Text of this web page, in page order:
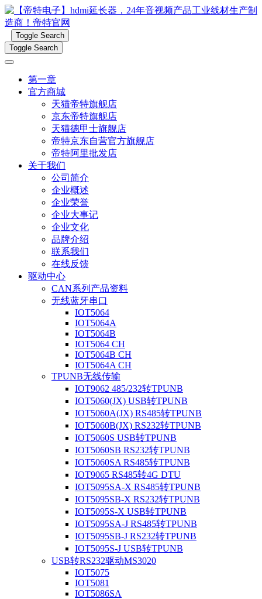
Toggle Search
Toggle Search
第一章
官方商城
天猫帝特旗舰店
京东帝特旗舰店
天猫德甲士旗舰店
帝特京东自营官方旗舰店
帝特阿里批发店
关于我们
公司简介
企业概述
企业荣誉
企业大事记
企业文化
品牌介绍
联系我们
在线反馈
驱动中心
CAN系列产品资料
无线蓝牙串口
IOT5064
IOT5064A
IOT5064B
IOT5064 CH
IOT5064B CH
IOT5064A CH
TPUNB无线传输
IOT9062 485/232转TPUNB
IOT5060(JX) USB转TPUNB
IOT5060A(JX) RS485转TPUNB
IOT5060B(JX) RS232转TPUNB
IOT5060S USB转TPUNB
IOT5060SB RS232转TPUNB
IOT5060SA RS485转TPUNB
IOT9065 RS485转4G DTU
IOT5095SA-X RS485转TPUNB
IOT5095SB-X RS232转TPUNB
IOT5095S-X USB转TPUNB
IOT5095SA-J RS485转TPUNB
IOT5095SB-J RS232转TPUNB
IOT5095S-J USB转TPUNB
USB转RS232驱动MS3020
IOT5075
IOT5081
IOT5086SA